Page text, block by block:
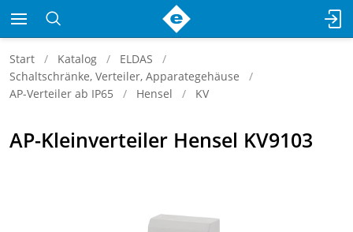
Start Katalog
ELDAS
Schaltschränke, Verteiler, Apparategehäuse
AP-Verteiler ab IP65
Hensel KV
AP-Kleinverteiler Hensel KV9103